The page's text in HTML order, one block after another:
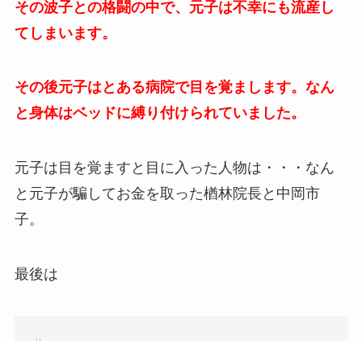
その波子との格闘の中で、元子は不幸にも流産し
てしまいます。
その後元子はとある病院で目を覚まします。なん
と身体はベッドに縛り付けられていました。
元子は目を覚ますと目に入った人物は・・・なん
と元子が騙してお金を取った楢林院長と中岡市
子。
最後は